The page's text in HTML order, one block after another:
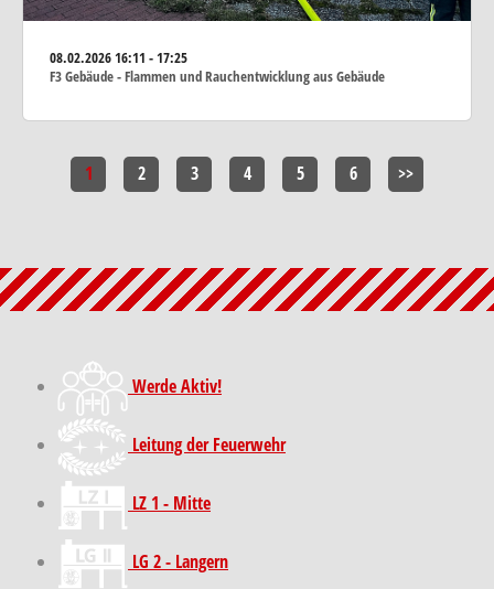
08.02.202616:11 - 17:25
F3 Gebäude - Flammen und Rauchentwicklung aus Gebäude
1 2 3 4 5 6 >>
Werde Aktiv!
Leitung der Feuerwehr
LZ 1 - Mitte
LG 2 - Langern